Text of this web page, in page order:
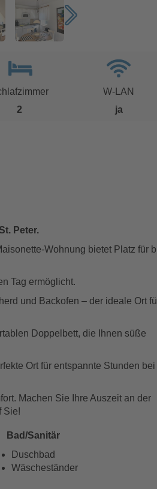
2
W-LAN
ja
Peter.
Wohnung bietet Platz für
Tag ermöglicht.
und Backofen – der ideale Ort
Doppelbett, die Ihnen süße
Ort für entspannte Stunden bei
Machen Sie Ihre Auszeit an der
Sie!
Bad/Sanitär
Duschbad
Wäscheständer